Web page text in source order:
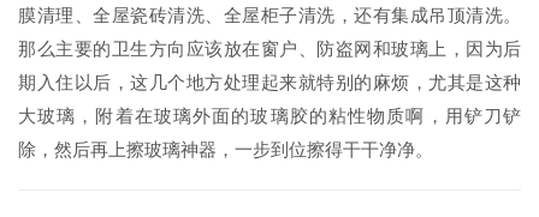
膜清理、全屋瓷砖清洗、全屋柜子清洗，还有集成吊顶清洗。
那么主要的卫生方向应该放在窗户、防盗网和玻璃上，因为后
期入住以后，这几个地方处理起来就特别的麻烦，尤其是这种
大玻璃，附着在玻璃外面的玻璃胶的粘性物质啊，用铲刀铲
除，然后再上擦玻璃神器，一步到位擦得干干净净。